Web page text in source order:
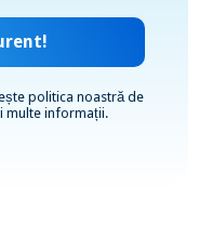
politica noastră de
multe informații.